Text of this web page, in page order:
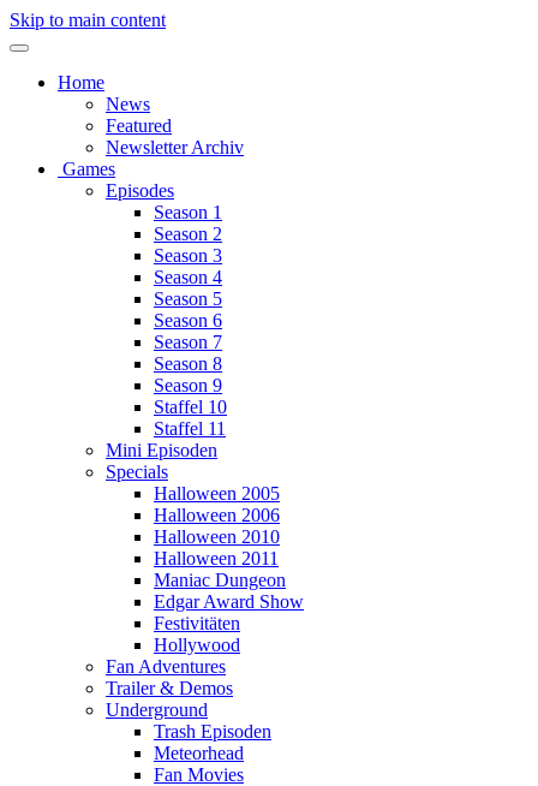
Skip to main content
Home
News
Featured
Newsletter Archiv
Games
Episodes
Season 1
Season 2
Season 3
Season 4
Season 5
Season 6
Season 7
Season 8
Season 9
Staffel 10
Staffel 11
Mini Episoden
Specials
Halloween 2005
Halloween 2006
Halloween 2010
Halloween 2011
Maniac Dungeon
Edgar Award Show
Festivitäten
Hollywood
Fan Adventures
Trailer & Demos
Underground
Trash Episoden
Meteorhead
Fan Movies